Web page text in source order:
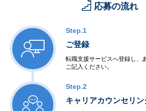
応募の流れ
Step.1
ご登録
転職支援サービスへ登録し、
ご記入ください。
Step.2
キャリアカウンセリン